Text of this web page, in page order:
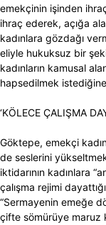
emekçinin işinden
ihraç ederek, açığa
kadınlara gözdağı
eliyle hukuksuz bir
kadınların kamusal
hapsedilmek
‘KÖLECE ÇALIŞMA
Göktepe, emekçi
de seslerini
iktidarının kadınlara
çalışma rejimi
“Sermayenin emeğe
çifte sömürüye maruz